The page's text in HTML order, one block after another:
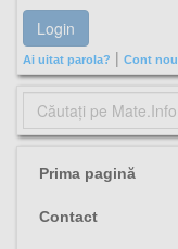
Ai uitat parola? | Cont nou
Prima pagină
Contact